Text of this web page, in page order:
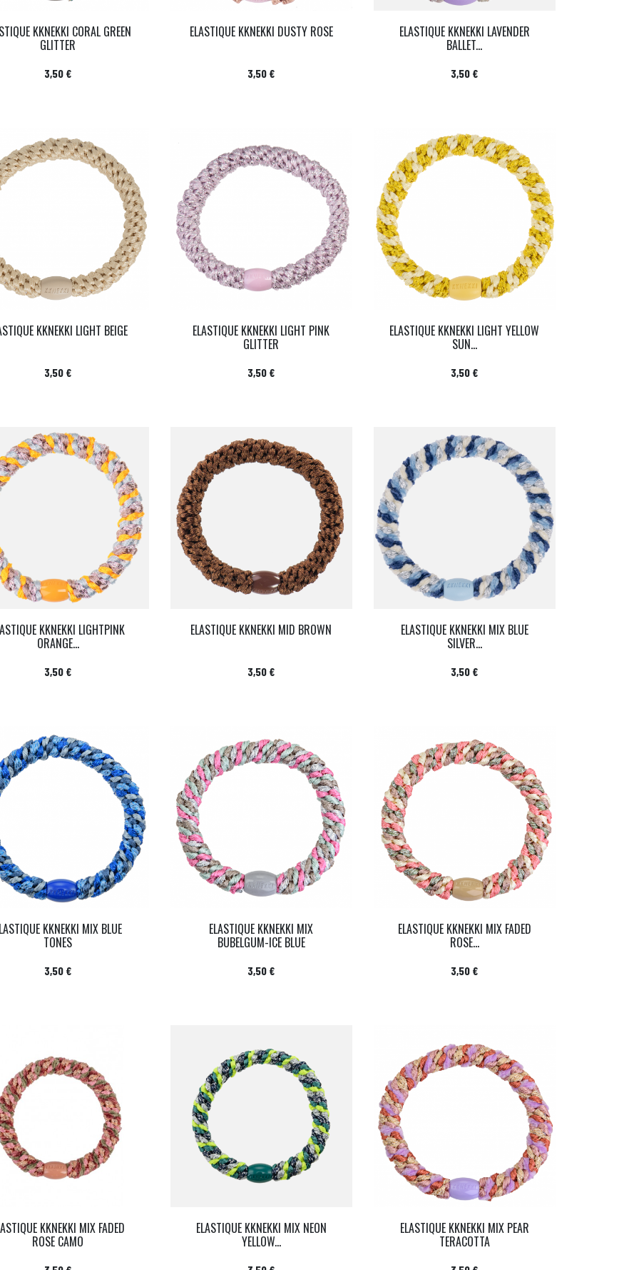
KKNEKKI CORAL GREEN
GLITTER
Prix
3,50 €
ELASTIQUE KKNEKKI DUSTY ROSE
Prix
3,50 €
ELASTIQUE KKNEKKI LAVENDER
BALLET...
Prix
3,50 €
KKNEKKI LIGHT BEIGE
Prix
3,50 €
ELASTIQUE KKNEKKI LIGHT PINK
GLITTER
Prix
3,50 €
ELASTIQUE KKNEKKI LIGHT YELLOW
SUN...
Prix
3,50 €
KKNEKKI LIGHTPINK
ORANGE...
Prix
3,50 €
ELASTIQUE KKNEKKI MID BROWN
Prix
3,50 €
ELASTIQUE KKNEKKI MIX BLUE
SILVER...
Prix
3,50 €
KKNEKKI MIX BLUE
TONES
Prix
3,50 €
ELASTIQUE KKNEKKI MIX
BUBELGUM-ICE BLUE
Prix
3,50 €
ELASTIQUE KKNEKKI MIX FADED
ROSE...
Prix
3,50 €
KKNEKKI MIX FADED
ROSE CAMO
ELASTIQUE KKNEKKI MIX NEON
YELLOW...
ELASTIQUE KKNEKKI MIX PEAR
TERACOTTA